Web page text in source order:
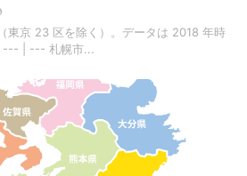
東京 23 区を除く）。データは 2018 年時
--- | --- 札幌市...